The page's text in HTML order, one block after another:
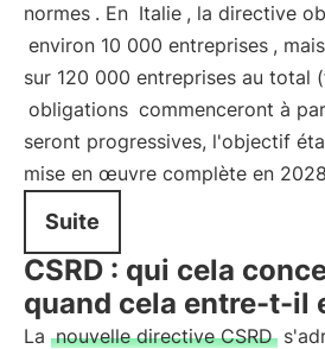
normes . En Italie , la directive
environ 10 000 entreprises ,
sur 120 000 entreprises au total
obligations commenceront à
seront progressives, l'objectif
mise en œuvre complète en
Suite
CSRD : qui cela
quand cela entre-t-il
La nouvelle directive CSRD